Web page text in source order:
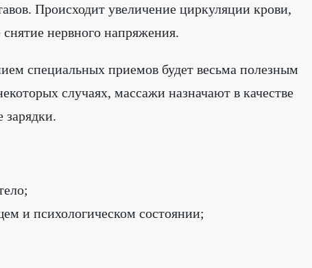
Происходит увеличение циркуляции крови,
нервного напряжения.
специальных приемов будет весьма полезным
случаях, массажи назначают в качестве
и психологическом состоянии;